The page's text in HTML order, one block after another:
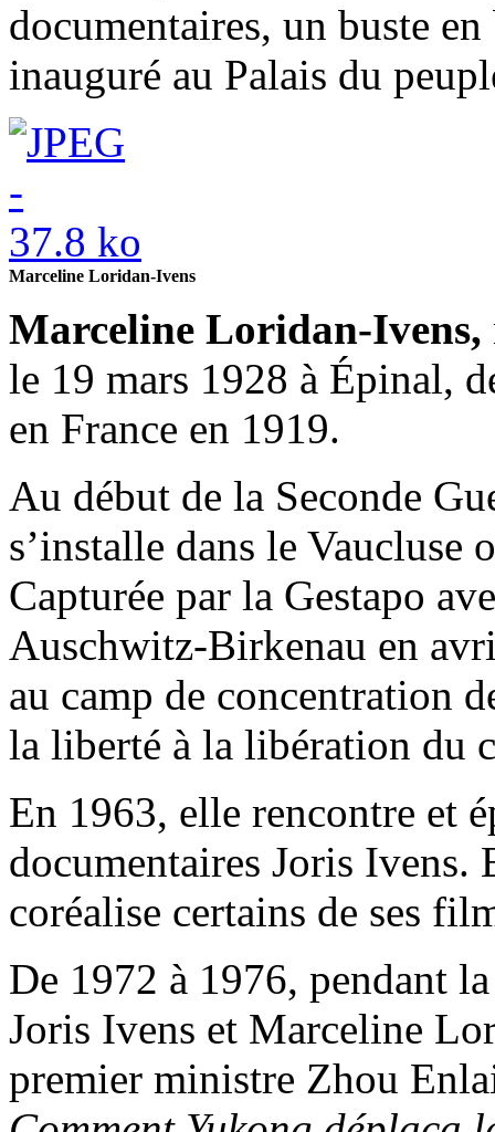
documentaires, un buste
inauguré au Palais du
Marceline Loridan-Ivens
Marceline Loridan-Ivens,
le 19 mars 1928 à Épinal,
en France en 1919.
Au début de la Seconde
s’installe dans le Vaucluse
Capturée par la Gestapo
Auschwitz-Birkenau en
au camp de concentration
la liberté à la libération du
En 1963, elle rencontre et
documentaires Joris Ivens.
coréalise certains de ses
De 1972 à 1976, pendant
Joris Ivens et Marceline
premier ministre Zhou